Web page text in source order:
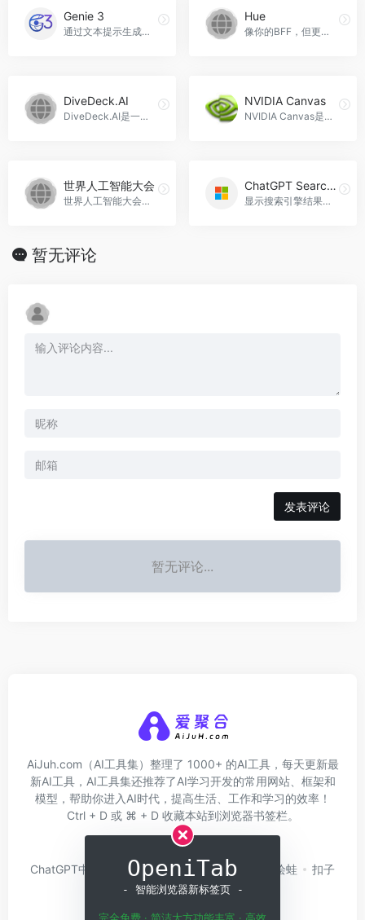
Genie 3
通过文本提示生成交互式环境的AI世界模型。
Hue
像你的BFF，但更有组织。Hue官网入口网址
DiveDeck.AI
DiveDeck.AI是一款利用人工智能协助用户构建结构化学习、培训、演示卡片的多层次内容卡片构建工具，支持个性化样式和内容卡片共享，适用于个人成长、自学、培训、教学和创意思维等场景，DiveDeck.AI官网入口网址
NVIDIA Canvas
NVIDIA Canvas是一款利用人工智能技术的创作工具，可以将简单的画笔笔触转化为逼真的景观图像，快速创建背景，加速概念探索，满足不同创作需求，NVIDIA Canvas官网入口网址
世界人工智能大会
世界人工智能大会是一个全球性的人工智能盛会，汇聚了来自世界各地的AI精英和创见者，通过高端论坛、展览展示、赛事评奖和应用体验等环节，促进人工智能领域的交流与合作，世界人工智能大会官网入口网址
ChatGPT Search Engine – chat AI
显示搜索引擎结果并与Chat GPT同时提供回答，ChatGPT Search Engine - chat AI官网入口网址
暂无评论
发表评论
暂无评论...
AiJuh.com（AI工具集）整理了 1000+ 的AI工具，每天更新最
新AI工具，AI工具集还推荐了AI学习开发的常用网站、框架和
模型，帮助你进入AI时代，提高生活、工作和学习的效率！
Ctrl + D 或 ⌘ + D 收藏本站到浏览器书签栏。
ChatGPT中文版
问小白 硅基流动 Trae 绘蛙
扣子
Coze
白日梦AI
OpeniTab
- 智能浏览器新标签页 -